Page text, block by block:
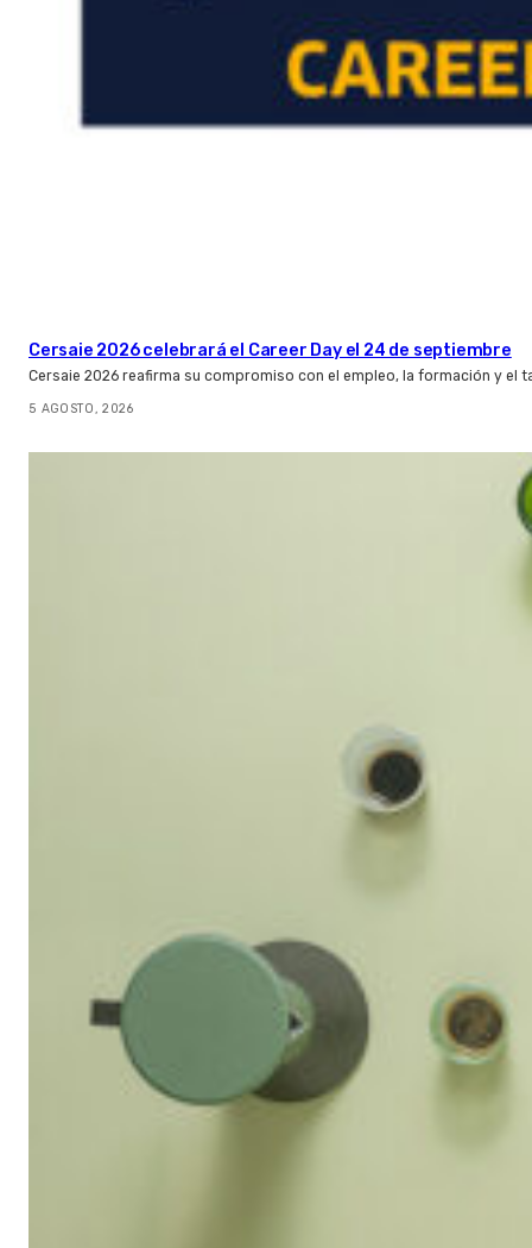
Cersaie 2026 celebrará el Career Day el 24 de septiembre
Cersaie 2026 reafirma su compromiso con el empleo, la formación y el
5 AGOSTO, 2026